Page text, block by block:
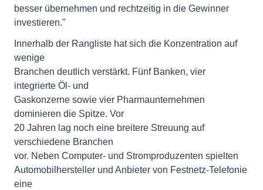
besser übernehmen und rechtzeitig in die Gewinner
investieren."
Innerhalb der Rangliste hat sich die Konzentration auf
wenige
Branchen deutlich verstärkt. Fünf Banken, vier
integrierte Öl- und
Gaskonzerne sowie vier Pharmaunternehmen
dominieren die Spitze. Vor
20 Jahren lag noch eine breitere Streuung auf
verschiedene Branchen
vor. Neben Computer- und Stromproduzenten spielten
Automobilhersteller und Anbieter von Festnetz-Telefonie
eine